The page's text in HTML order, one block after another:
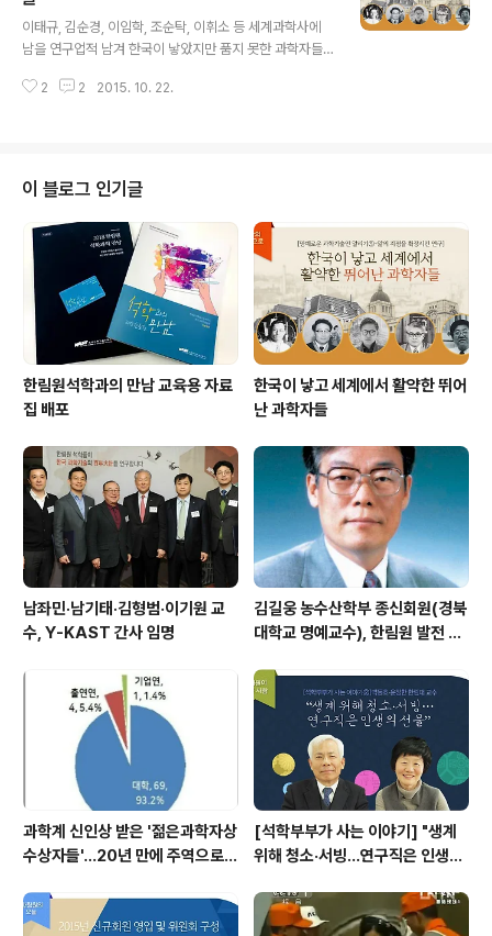
농림성 농업시험장에 취직했다. 퇴직할 때까지 18년간 육
종연구에 몰두하였으며, 1935년에는 일본 도쿄제국대학
농학박사 학위를 취득했다. 우장춘이 '종의 합성' 이론을 실
험적으로 입증하여 세계 유전육종학의 발전에 기여한 것도
이태규, 김순경, 이임학, 조순탁, 이휘소 등 세계과학사에
남을 연구업적 남겨 한국이 낳았지만 품지 못한 과학자들
란스러운 국가는 그들의 앎의 욕구를 충족시켜주지 못했
의 국민들을 뿌듯하게 만들었다. 가난하고 힘없는 나라였
지만 훌륭한 인재들이 있다는 것은 희망이고 용기였다. 국
내 뿐 아니라 전 인류의 지식의 지평을 넓혀준 명예로운 우
리나라 과학기술인들을 소개한다. 한국 최초의 화학박사
이태규…90 평생 새벽1시까지 공부해 후배들에 귀감 이태
규 박사(1902~1992)는 충남 예산에서 ..
2 2 2015. 10. 22.
이 블로그 인기글
한림원석학과의 만남 교육용 자료
집 배포
한국이 낳고 세계에서 활약한 뛰어
난 과학자들
남좌민·남기태·김형범·이기원 교
수, Y-KAST 간사 임명
김길웅 농수산학부 종신회원(경북
대학교 명예교수), 한림원 발전 위
과학계 신인상 받은 '젊은과학자상
수상자들'…20년 만에 주역으로
[석학부부가 사는 이야기] "생계
위해 청소·서빙…연구직은 인생의